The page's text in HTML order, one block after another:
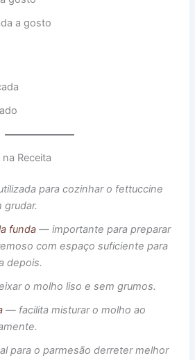
a gosto
Receita
para cozinhar o fettuccine
grudar.
funda — importante para preparar
com espaço suficiente para
depois.
o molho liso e sem grumos.
— facilita misturar o molho ao
para o parmesão derreter melhor